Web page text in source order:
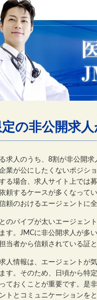
の非公開求人
求人のうち、8割が非公開求
業が公にしたくないポジシ
る場合、求人サイト上では
頼するケースが多くなって
頼のおけるエージェントに全
のパイプが太いエージェン
す。JMCに非公開求人が多
当者から信頼されている証と
人情報は、エージェントが
す。そのため、日頃から特
ておくことが重要です。是
トとコミュニケーションを